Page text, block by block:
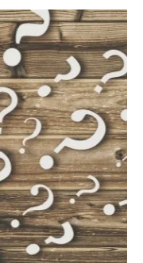
ぶポイント
売却戦略
意点解説
に出来ること
チェックしよう
動産売却ポイン
ための準備
報の取得法
ジュール管理